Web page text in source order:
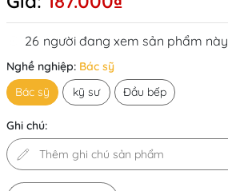
26 người đang xem sản phẩm này
Nghề nghiệp: Bác sỹ
Bác sỹ
kỹ sư Đầu bếp
Ghi chú: